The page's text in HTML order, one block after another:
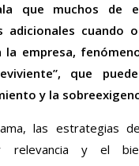
que muchos de
adicionales cuando
la empresa,
que
y la
las estrategias
relevancia y el